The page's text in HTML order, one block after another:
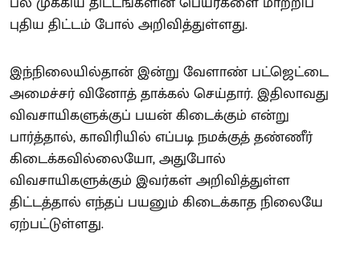
புதிய திட்டம் போல் அறிவித்துள்ளது.
இந்நிலையில்தான் இன்று வேளாண் பட்ஜெட்டை
அமைச்சர் வினோத் தாக்கல் செய்தார். இதிலாவது
விவசாயிகளுக்குப் பயன் கிடைக்கும் என்று
பார்த்தால், காவிரியில் எப்படி நமக்குத் தண்ணீர்
கிடைக்கவில்லையோ, அதுபோல்
விவசாயிகளுக்கும் இவர்கள் அறிவித்துள்ள
திட்டத்தால் எந்தப் பயனும் கிடைக்காத நிலையே
ஏற்பட்டுள்ளது.